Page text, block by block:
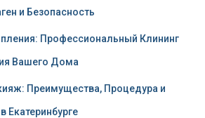
и Безопасность
Профессиональный Клининг
Вашего Дома
Преимущества, Процедура и
Екатеринбурге